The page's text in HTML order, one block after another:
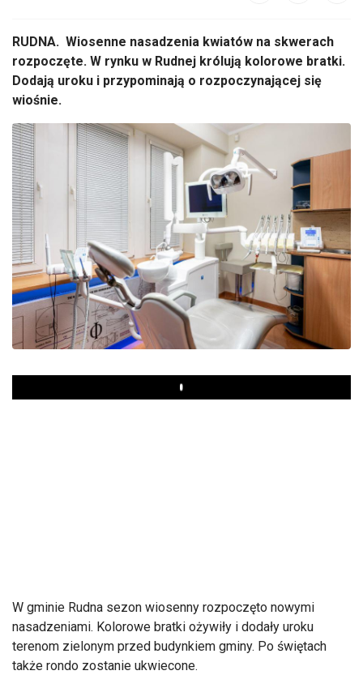
RUDNA. Wiosenne nasadzenia kwiatów na skwerach
rozpoczęte. W rynku w Rudnej królują kolorowe bratki.
Dodają uroku i przypominają o rozpoczynającej się
wiośnie.
Play
W gminie Rudna sezon wiosenny rozpoczęto nowymi
nasadzeniami. Kolorowe bratki ożywiły i dodały uroku
terenom zielonym przed budynkiem gminy. Po świętach
także rondo zostanie ukwiecone.